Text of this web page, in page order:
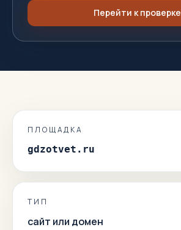
Перейти к проверке
ПЛОЩАДКА
gdzotvet.ru
ТИП
сайт или домен